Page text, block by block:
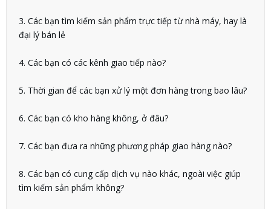
3. Các bạn tìm kiếm sản phẩm trực tiếp từ nhà máy, hay là
đại lý bán lẻ
4. Các bạn có các kênh giao tiếp nào?
5. Thời gian để các bạn xử lý một đơn hàng trong bao lâu?
6. Các bạn có kho hàng không, ở đâu?
7. Các bạn đưa ra những phương pháp giao hàng nào?
8. Các bạn có cung cấp dịch vụ nào khác, ngoài việc giúp
tìm kiếm sản phẩm không?